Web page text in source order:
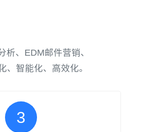
、EDM邮件营销、
智能化、高效化。
3